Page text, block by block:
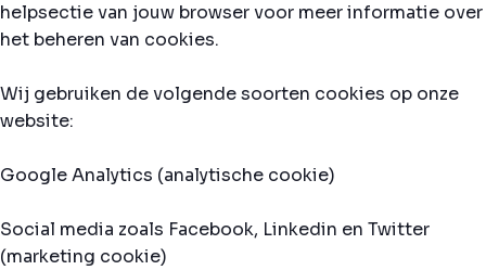
helpsectie van jouw browser voor meer informatie over
het beheren van cookies.
Wij gebruiken de volgende soorten cookies op onze
website:
Google Analytics (analytische cookie)
Social media zoals Facebook, Linkedin en Twitter
(marketing cookie)